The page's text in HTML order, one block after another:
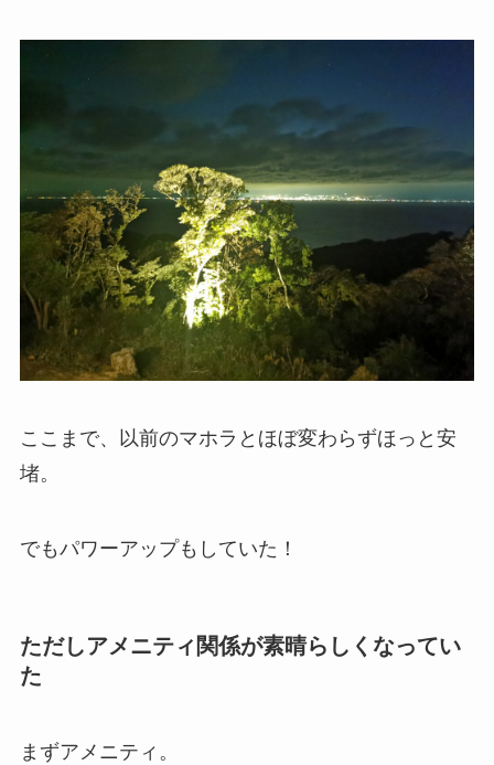
ここまで、以前のマホラとほぼ変わらずほっと安
堵。
でもパワーアップもしていた！
ただしアメニティ関係が素晴らしくなってい
た
まずアメニティ。